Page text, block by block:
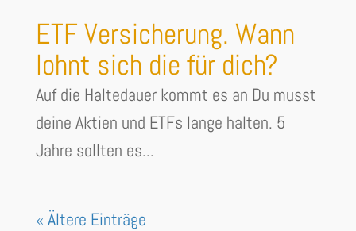
ETF Versicherung. Wann
lohnt sich die für dich?
Auf die Haltedauer kommt es an Du musst
deine Aktien und ETFs lange halten. 5
Jahre sollten es...
« Ältere Einträge